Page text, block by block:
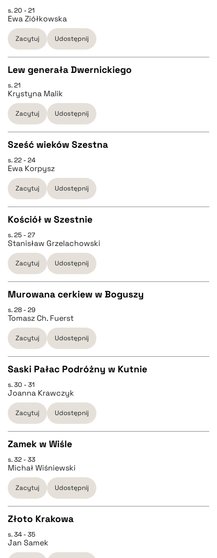
pobierz cytat
CZYSTY TEKST
pobierz cytat
BIBTEX
pobierz cytat
s. 20 - 21
Ewa Ziółkowska
Zacytuj Udostępnij
CZYSTY TEKST
pobierz cytat
BIBTEX
pobierz cytat
Lew generała Dwernickiego
s. 21
Krystyna Malik
Zacytuj Udostępnij
CZYSTY TEKST
pobierz cytat
BIBTEX
pobierz cytat
Sześć wieków Szestna
s. 22 - 24
Ewa Korpysz
Zacytuj Udostępnij
CZYSTY TEKST
pobierz cytat
BIBTEX
pobierz cytat
Kościół w Szestnie
s. 25 - 27
Stanisław Grzelachowski
Zacytuj Udostępnij
CZYSTY TEKST
pobierz cytat
BIBTEX
pobierz cytat
Murowana cerkiew w Boguszy
s. 28 - 29
Tomasz Ch. Fuerst
Zacytuj Udostępnij
CZYSTY TEKST
pobierz cytat
BIBTEX
pobierz cytat
Saski Pałac Podróżny w Kutnie
s. 30 - 31
Joanna Krawczyk
Zacytuj Udostępnij
CZYSTY TEKST
pobierz cytat
BIBTEX
pobierz cytat
Zamek w Wiśle
s. 32 - 33
Michał Wiśniewski
Zacytuj Udostępnij
CZYSTY TEKST
Złoto Krakowa
s. 34 - 35
Jan Samek